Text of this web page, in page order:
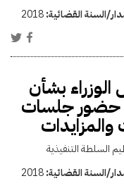
السنة القضائية:2018
بشأن
حضور جلسات
السلطة التنفيذية
السنة القضائية:2018